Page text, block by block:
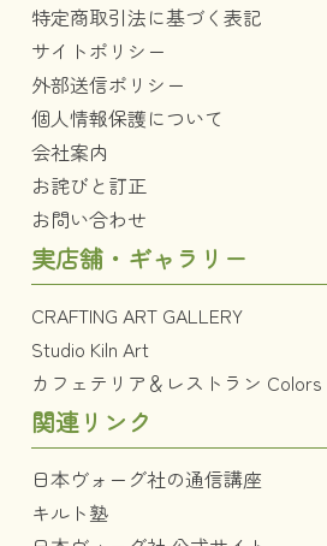
特定商取引法に基づく表記
サイトポリシー
外部送信ポリシー
個人情報保護について
会社案内
お詫びと訂正
お問い合わせ
実店舗・ギャラリー
CRAFTING ART GALLERY
Studio Kiln Art
カフェテリア＆レストラン Colors
関連リンク
日本ヴォーグ社の通信講座
キルト塾